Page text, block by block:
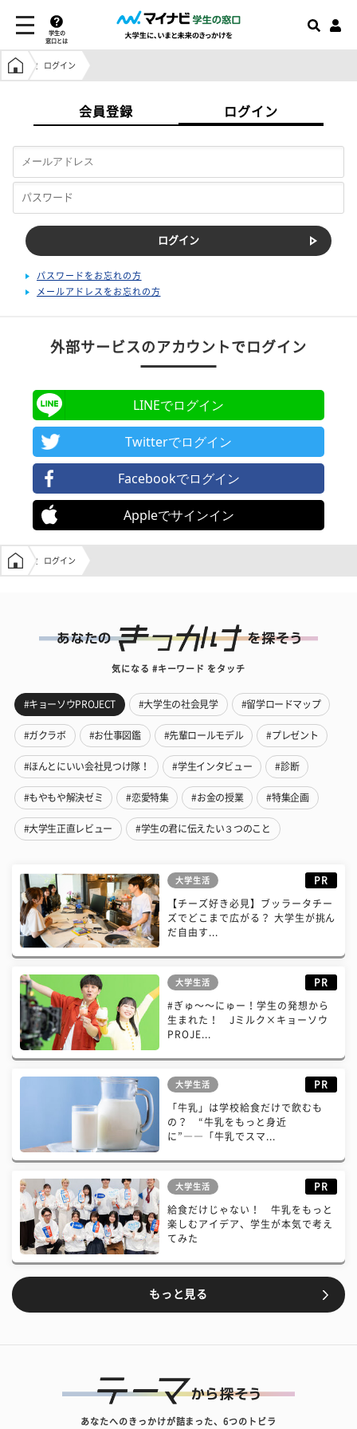
学生の
窓口とは
学生の窓口トップ
ログイン
会員登録 ログイン
パスワードをお忘れの方
メールアドレスをお忘れの方
外部サービスのアカウントでログイン
LINEでログイン
Twitterでログイン
Facebookでログイン
Appleでサインイン
学生の窓口トップ
ログイン
気になる #キーワード をタッチ
#キョーソウPROJECT #大学生の社会見学 #留学ロードマップ
#ガクラボ #お仕事図鑑 #先輩ロールモデル #プレゼント
#ほんとにいい会社見つけ隊！ #学生インタビュー #診断
#もやもや解決ゼミ #恋愛特集 #お金の授業 #特集企画
#大学生正直レビュー #学生の君に伝えたい３つのこと
大学生活 PR
【チーズ好き必見】ブッラータチー
ズでどこまで広がる？ 大学生が挑ん
だ自由す...
大学生活 PR
#ぎゅ〜〜にゅー！学生の発想から
生まれた！ Jミルク×キョーソウ
PROJE...
大学生活 PR
「牛乳」は学校給食だけで飲むも
の？ “牛乳をもっと身近
に”――「牛乳でスマ...
大学生活 PR
給食だけじゃない！ 牛乳をもっと
楽しむアイデア、学生が本気で考え
てみた
もっと見る
あなたへのきっかけが詰まった、6つのトビラ